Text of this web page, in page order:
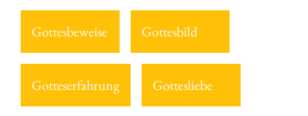
Gottesbeweise Gottesbild
Gotteserfahrung Gottesliebe